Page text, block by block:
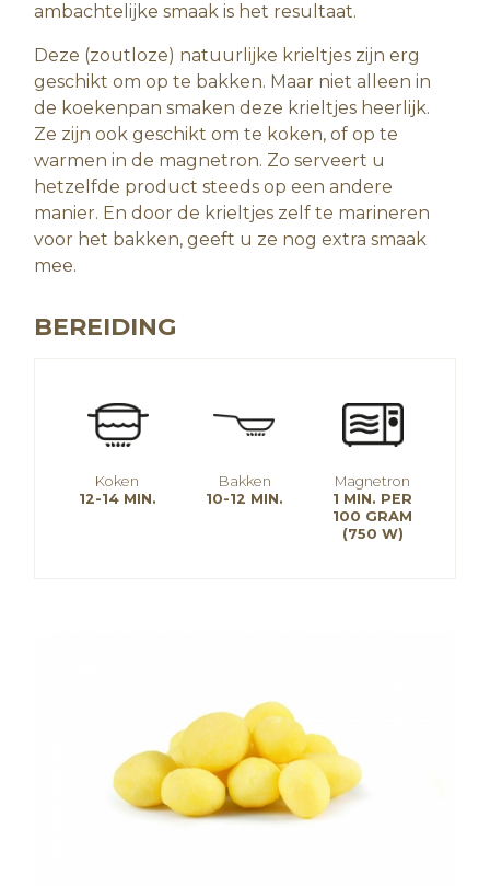
ambachtelijke smaak is het resultaat.
Deze (zoutloze) natuurlijke krieltjes zijn erg
geschikt om op te bakken. Maar niet alleen in
de koekenpan smaken deze krieltjes heerlijk.
Ze zijn ook geschikt om te koken, of op te
warmen in de magnetron. Zo serveert u
hetzelfde product steeds op een andere
manier. En door de krieltjes zelf te marineren
voor het bakken, geeft u ze nog extra smaak
mee.
BEREIDING
Koken
12-14 MIN.
Bakken
10-12 MIN.
Magnetron
1 MIN. PER
100 GRAM
(750 W)